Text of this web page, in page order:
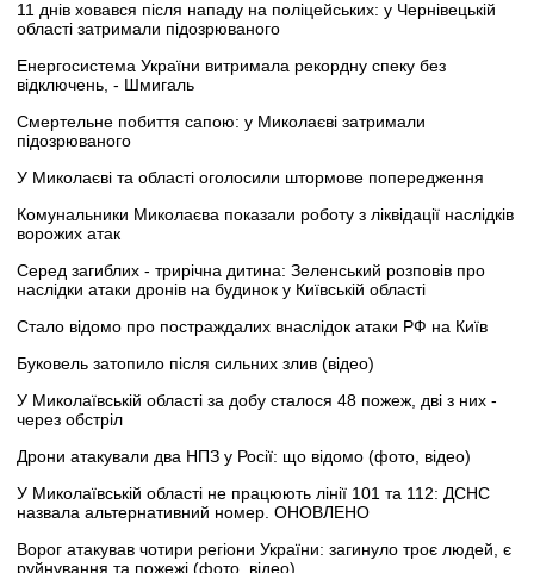
11 днів ховався після нападу на поліцейських: у Чернівецькій
області затримали підозрюваного
Енергосистема України витримала рекордну спеку без
відключень, - Шмигаль
Смертельне побиття сапою: у Миколаєві затримали
підозрюваного
У Миколаєві та області оголосили штормове попередження
Комунальники Миколаєва показали роботу з ліквідації наслідків
ворожих атак
Серед загиблих - трирічна дитина: Зеленський розповів про
наслідки атаки дронів на будинок у Київській області
Стало відомо про постраждалих внаслідок атаки РФ на Київ
Буковель затопило після сильних злив (відео)
У Миколаївській області за добу сталося 48 пожеж, дві з них -
через обстріл
Дрони атакували два НПЗ у Росії: що відомо (фото, відео)
У Миколаївській області не працюють лінії 101 та 112: ДСНС
назвала альтернативний номер. ОНОВЛЕНО
Ворог атакував чотири регіони України: загинуло троє людей, є
руйнування та пожежі (фото, відео)